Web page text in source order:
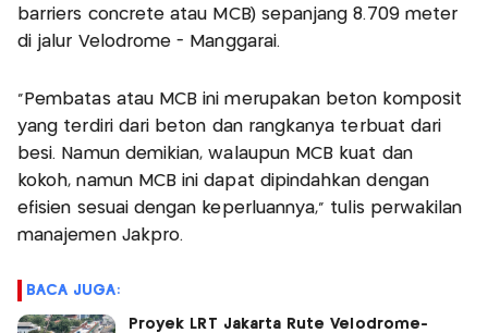
barriers concrete atau MCB) sepanjang 8.709 meter
di jalur Velodrome - Manggarai.
"Pembatas atau MCB ini merupakan beton komposit
yang terdiri dari beton dan rangkanya terbuat dari
besi. Namun demikian, walaupun MCB kuat dan
kokoh, namun MCB ini dapat dipindahkan dengan
efisien sesuai dengan keperluannya," tulis perwakilan
manajemen Jakpro.
BACA JUGA:
Proyek LRT Jakarta Rute Velodrome-